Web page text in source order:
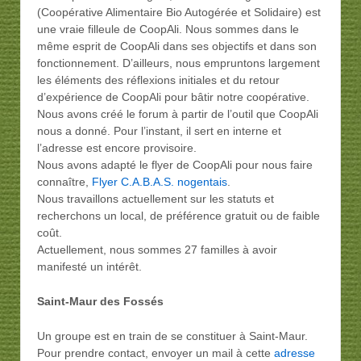
(Coopérative Alimentaire Bio Autogérée et Solidaire) est
une vraie filleule de CoopAli. Nous sommes dans le
même esprit de CoopAli dans ses objectifs et dans son
fonctionnement. D’ailleurs, nous empruntons largement
les éléments des réflexions initiales et du retour
d’expérience de CoopAli pour bâtir notre coopérative.
Nous avons créé le forum à partir de l’outil que CoopAli
nous a donné. Pour l’instant, il sert en interne et
l’adresse est encore provisoire.
Nous avons adapté le flyer de CoopAli pour nous faire
connaître, Flyer C.A.B.A.S. nogentais
Nous travaillons actuellement sur les statuts et
recherchons un local, de préférence gratuit ou de faible
coût.
Actuellement, nous sommes 27 familles à avoir
manifesté un intérêt.
Saint-Maur des Fossés
Un groupe est en train de se constituer à Saint-Maur.
Pour prendre contact, envoyer un mail à cette adresse